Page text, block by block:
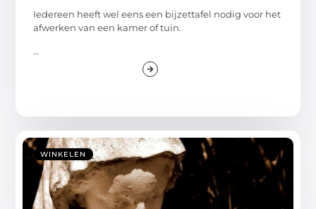
Iedereen heeft wel eens een bijzettafel nodig voor het
afwerken van een kamer of tuin.
...
WINKELEN